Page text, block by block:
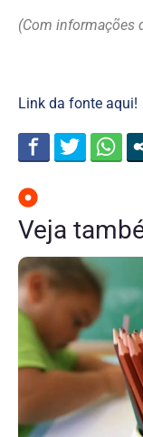
(Com informações
Link da fonte aqui!
Veja